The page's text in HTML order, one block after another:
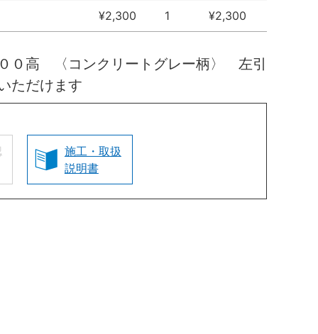
¥2,300 1 ¥2,300
高 〈コンクリートグレー柄〉 左引
ただけます
施工・取扱
説明書